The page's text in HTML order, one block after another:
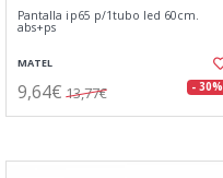
Pantalla ip65 p/1tubo led 60cm.
abs+ps
MATEL
9,64€ 13,77€ - 30%